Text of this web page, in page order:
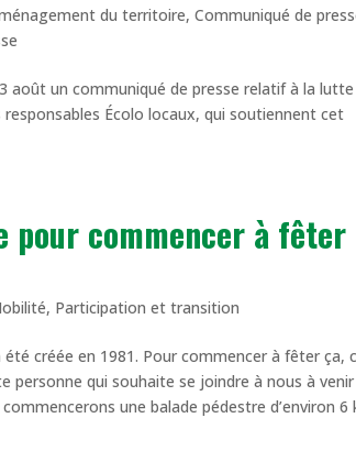
du territoire,Communiqué de
août un communiqué de presse relatif à la lutte
Écolo locaux, qui soutiennent cet
pour commencer à fêter
, Participation et transition
créée en 1981. Pour commencer à fêter ça,
personne qui souhaite se joindre à nous à venir
une balade pédestre d’environ 6